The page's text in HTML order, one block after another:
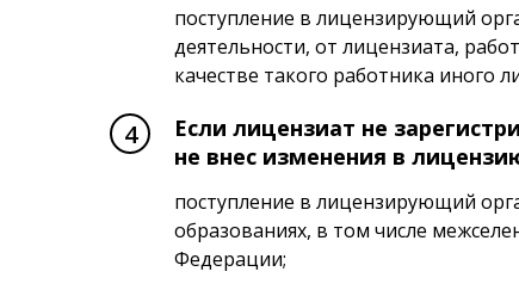
поступление в лицензирующий
деятельности, от лицензиата,
качестве такого работника иного
Если лицензиат не
не внес изменения в
поступление в лицензирующий
образованиях, в том числе
Федерации;